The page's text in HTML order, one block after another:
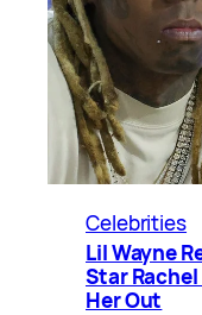
Celebrities
Lil Wayne
Star
Her Out